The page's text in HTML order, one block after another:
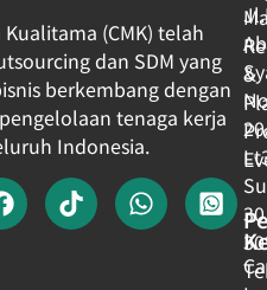
(CMK) telah
dan SDM yang
berkembang dengan
tenaga kerja
Indonesia.
&